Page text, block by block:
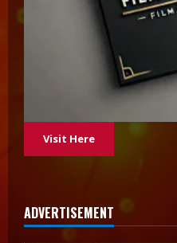
Visit Here
ADVERTISEMENT